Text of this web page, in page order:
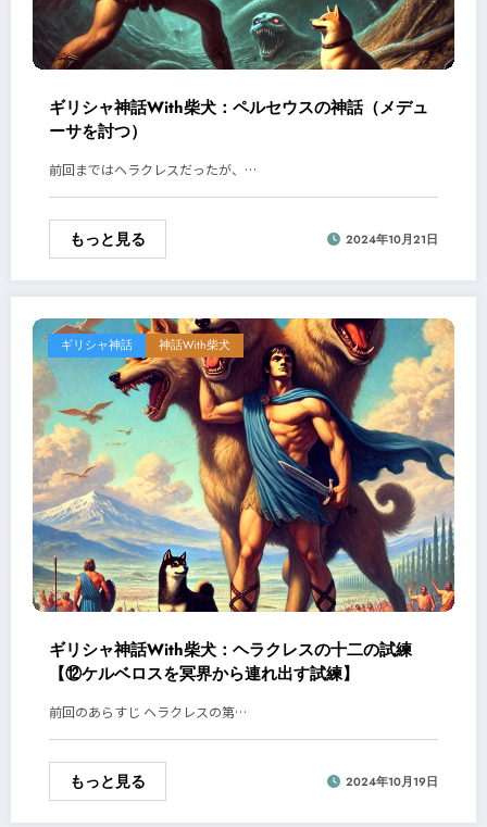
ギリシャ神話With柴犬：ペルセウスの神話（メデュ
ーサを討つ）
前回まではヘラクレスだったが、…
もっと見る 2024年10月21日
ギリシャ神話 神話With柴犬
ギリシャ神話With柴犬：ヘラクレスの十二の試練
【⑫ケルベロスを冥界から連れ出す試練】
前回のあらすじ ヘラクレスの第…
もっと見る 2024年10月19日